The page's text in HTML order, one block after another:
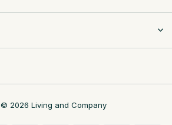
© 2026 Living and Company